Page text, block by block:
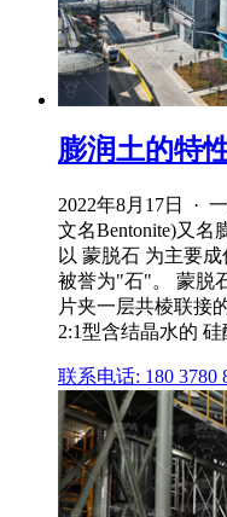
膨润土的特
2022年8月17日 ·
文名Bentonite)又名
以 蒙脱石 为主要
被誉为"石"。 蒙脱
片夹一层共棱联接
2:1型含结晶水的 硅
联系电话: 180 3780